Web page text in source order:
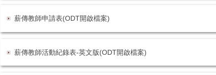
薪傳教師申請表(ODT開啟檔案)
薪傳教師活動紀錄表-英文版(ODT開啟檔案)